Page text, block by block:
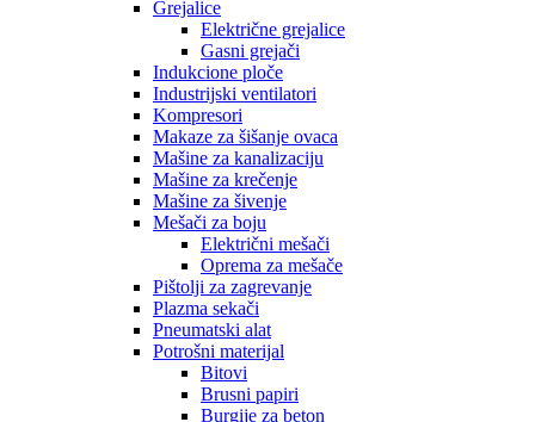
Grejalice
Električne grejalice
Gasni grejači
Indukcione ploče
Industrijski ventilatori
Kompresori
Makaze za šišanje ovaca
Mašine za kanalizaciju
Mašine za krečenje
Mašine za šivenje
Mešači za boju
Električni mešači
Oprema za mešače
Pištolji za zagrevanje
Plazma sekači
Pneumatski alat
Potrošni materijal
Bitovi
Brusni papiri
Burgije za beton